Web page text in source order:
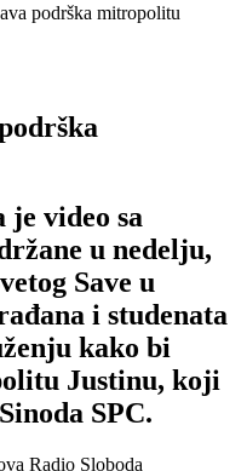
podrška mitropolitu
video sa
u nedelju,
Save u
i studenata
kako bi
Justinu, koji
SPC.